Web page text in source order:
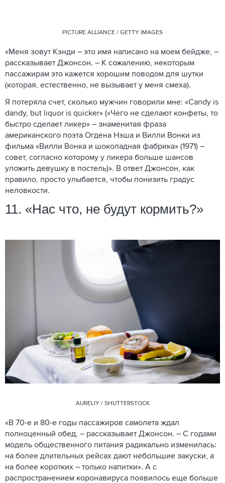
PICTURE ALLIANCE / GETTY IMAGES
«Меня зовут Кэнди – это имя написано на моем бейдже, –
рассказывает Джонсон. – К сожалению, некоторым
пассажирам это кажется хорошим поводом для шутки
(которая, естественно, не вызывает у меня смеха).
Я потеряла счет, сколько мужчин говорили мне: «Candy is
dandy, but liquor is quicker» («Чего не сделают конфеты, то
быстро сделает ликер» – знаменитая фраза
американского поэта Огдена Нэша и Вилли Вонки из
фильма «Вилли Вонка и шоколадная фабрика» (1971) –
совет, согласно которому у ликера больше шансов
уложить девушку в постель)». В ответ Джонсон, как
правило, просто улыбается, чтобы понизить градус
неловкости.
11. «Нас что, не будут кормить?»
AURELIY / SHUTTERSTOCK
«В 70-е и 80-е годы пассажиров самолета ждал
полноценный обед, – рассказывает Джонсон. – С годами
модель общественного питания радикально изменилась:
на более длительных рейсах дают небольшие закуски, а
на более коротких – только напитки». А с
распространением коронавируса появилось еще больше